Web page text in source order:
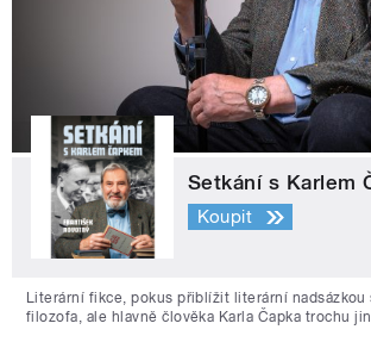
Setkání s Karlem
Koupit
Literární fikce, pokus přiblížit literární nadsázkou
filozofa, ale hlavně člověka Karla Čapka trochu